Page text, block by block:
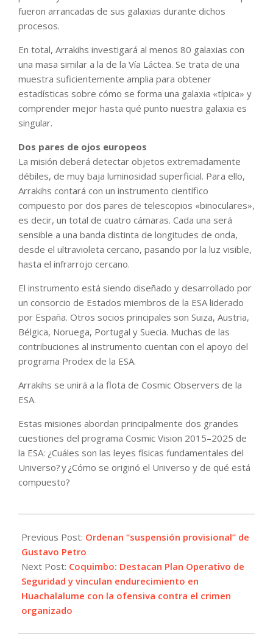
fueron arrancadas de sus galaxias durante dichos
procesos.
En total, Arrakihs investigará al menos 80 galaxias con
una masa similar a la de la Vía Láctea. Se trata de una
muestra suficientemente amplia para obtener
estadísticas sobre cómo se forma una galaxia «típica» y
comprender mejor hasta qué punto nuestra galaxia es
singular.
Dos pares de ojos europeos
La misión deberá detectar objetos extremadamente
débiles, de muy baja luminosidad superficial. Para ello,
Arrakihs contará con un instrumento científico
compuesto por dos pares de telescopios «binoculares»,
es decir, un total de cuatro cámaras. Cada una será
sensible a una banda distinta de longitudes de onda,
desde el ultravioleta cercano, pasando por la luz visible,
hasta el infrarrojo cercano.
El instrumento está siendo diseñado y desarrollado por
un consorcio de Estados miembros de la ESA liderado
por España. Otros socios principales son Suiza, Austria,
Bélgica, Noruega, Portugal y Suecia. Muchas de las
contribuciones al instrumento cuentan con el apoyo del
programa Prodex de la ESA.
Arrakihs se unirá a la flota de Cosmic Observers de la
ESA.
Estas misiones abordan principalmente dos grandes
cuestiones del programa Cosmic Vision 2015–2025 de
la ESA: ¿Cuáles son las leyes físicas fundamentales del
Universo? y ¿Cómo se originó el Universo y de qué está
compuesto?
06-
10
Previous Post: Ordenan “suspensión provisional” de
Gustavo Petro
Next Post: Coquimbo: Destacan Plan Operativo de
Seguridad y vinculan endurecimiento en
Huachalalume con la ofensiva contra el crimen
organizado